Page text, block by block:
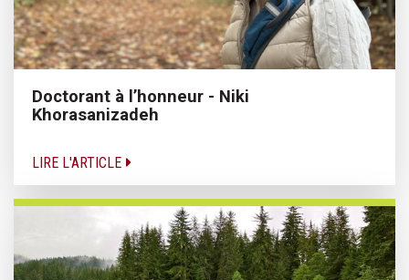
Doctorant à l’honneur - Niki
Khorasanizadeh
LIRE L'ARTICLE